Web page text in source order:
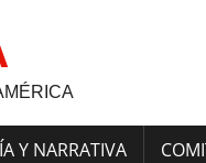
Y NARRATIVA